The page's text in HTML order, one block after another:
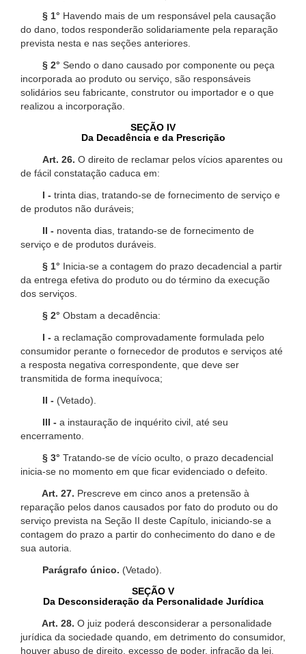
§ 1° Havendo mais de um responsável pela causação
do dano, todos responderão solidariamente pela reparação
prevista nesta e nas seções anteriores.
§ 2° Sendo o dano causado por componente ou peça
incorporada ao produto ou serviço, são responsáveis
solidários seu fabricante, construtor ou importador e o que
realizou a incorporação.
SEÇÃO IV
Da Decadência e da Prescrição
Art. 26. O direito de reclamar pelos vícios aparentes ou
de fácil constatação caduca em:
I - trinta dias, tratando-se de fornecimento de serviço e
de produtos não duráveis;
II - noventa dias, tratando-se de fornecimento de
serviço e de produtos duráveis.
§ 1° Inicia-se a contagem do prazo decadencial a partir
da entrega efetiva do produto ou do término da execução
dos serviços.
§ 2° Obstam a decadência:
I - a reclamação comprovadamente formulada pelo
consumidor perante o fornecedor de produtos e serviços até
a resposta negativa correspondente, que deve ser
transmitida de forma inequívoca;
II - (Vetado).
III - a instauração de inquérito civil, até seu
encerramento.
§ 3° Tratando-se de vício oculto, o prazo decadencial
inicia-se no momento em que ficar evidenciado o defeito.
Art. 27. Prescreve em cinco anos a pretensão à
reparação pelos danos causados por fato do produto ou do
serviço prevista na Seção II deste Capítulo, iniciando-se a
contagem do prazo a partir do conhecimento do dano e de
sua autoria.
Parágrafo único. (Vetado).
SEÇÃO V
Da Desconsideração da Personalidade Jurídica
Art. 28. O juiz poderá desconsiderar a personalidade
jurídica da sociedade quando, em detrimento do consumidor,
houver abuso de direito, excesso de poder, infração da lei,